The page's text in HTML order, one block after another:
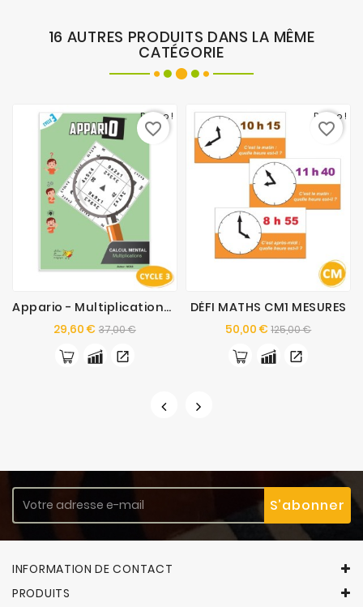
16 AUTRES PRODUITS DANS LA MÊME
CATÉGORIE
Promo !
Appario - Multiplications - Cycle 3
29,60 € Prix
base
37,00 €Prix
favorite_border
Promo !
DÉFI MATHS CM1 MESURES
50,00 €Prix
base
125,00 €Prix
favorite_border
INFORMATION DE CONTACT
PRODUITS